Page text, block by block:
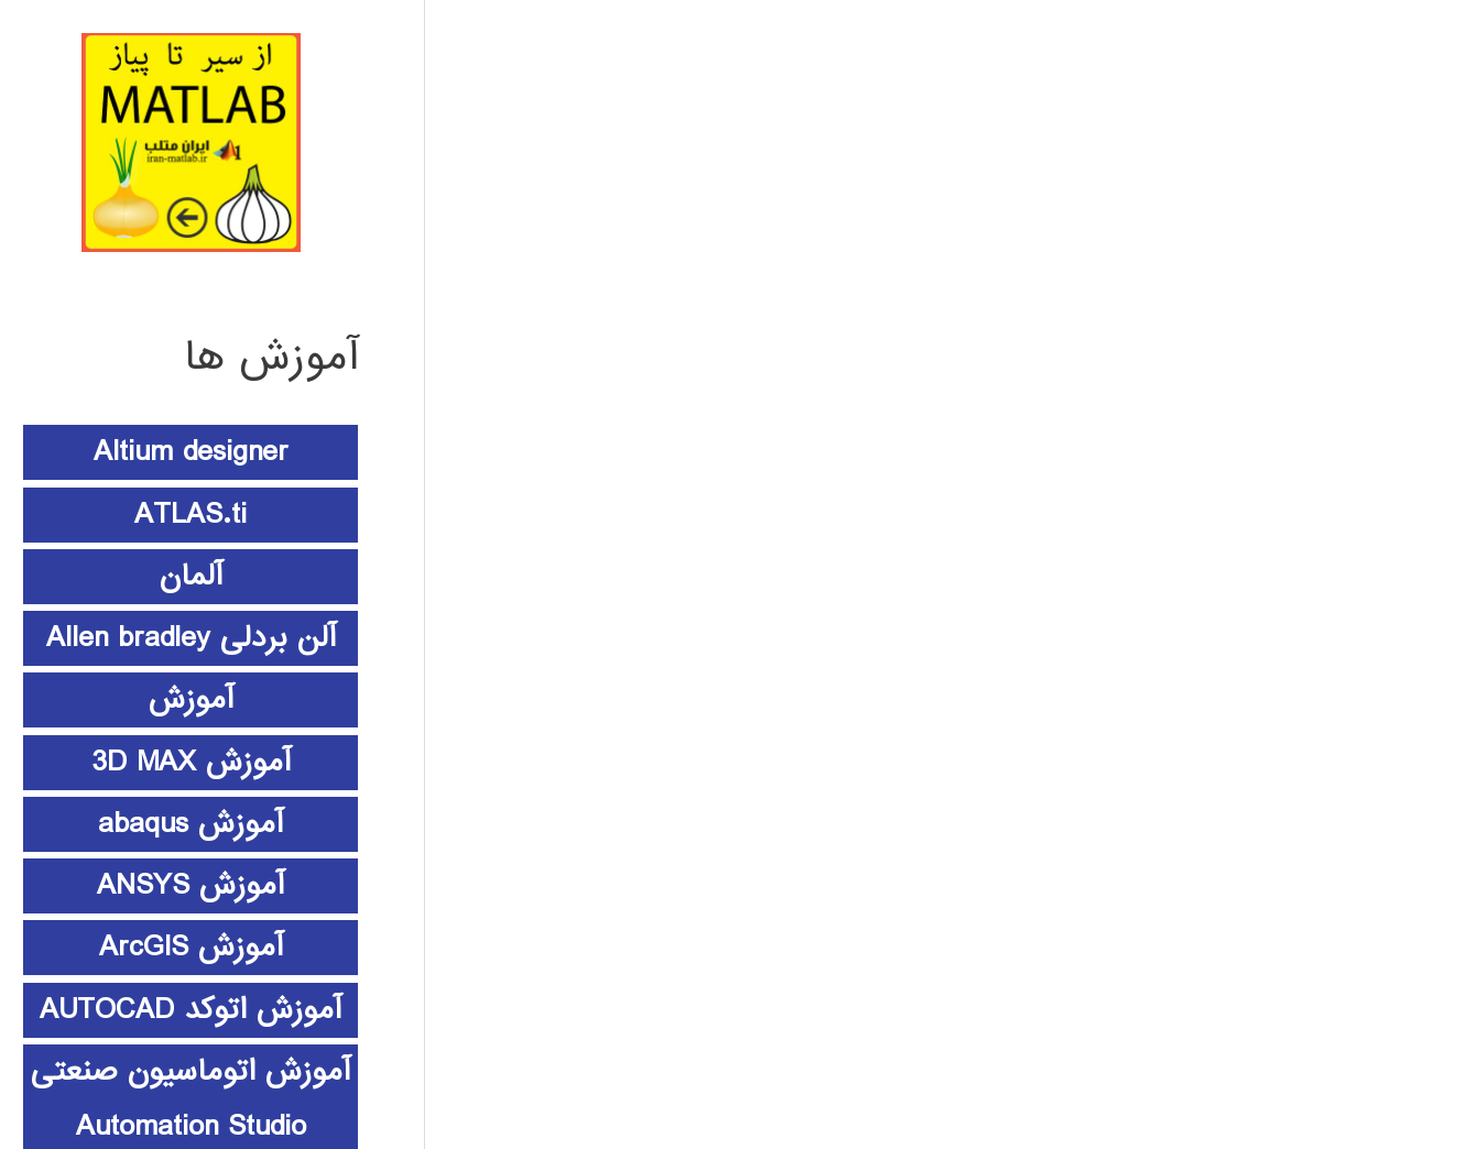
آموزش ها
Altium designer
ATLAS.ti
آلمان
آلن بردلی Allen bradley
آموزش
آموزش 3D MAX
آموزش abaqus
آموزش ANSYS
آموزش ArcGIS
آموزش اتوکد AUTOCAD
آموزش اتوماسیون صنعتی
Automation Studio